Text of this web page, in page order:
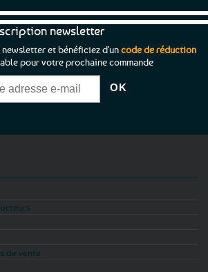
newsletter
et bénéficiez d'uncode de réduction
pour votre prochaine commande
de vente